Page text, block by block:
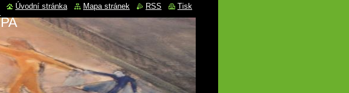
Úvodní stránka Mapa stránek RSS Tisk